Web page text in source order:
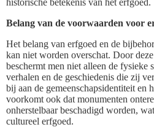
historische betekenis van het erfgoed.
Belang van de voorwaarden voor
Het belang van erfgoed en de
kan niet worden overschat. Door
beschermt men niet alleen de fysieke
verhalen en de geschiedenis die zij
bij aan de gemeenschapsidentiteit en
voorkomt ook dat monumenten
onherstelbaar beschadigd worden,
cultureel erfgoed.